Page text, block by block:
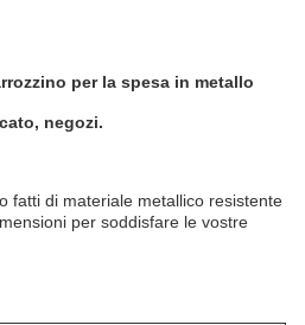
per la spesa in metallo
negozi.
fatti di materiale metallico resistente
per soddisfare le vostre